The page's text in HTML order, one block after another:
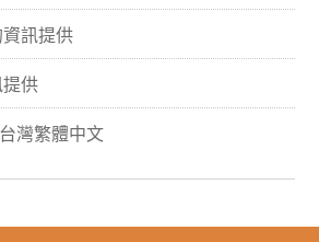
訊提供
供
灣繁體中文